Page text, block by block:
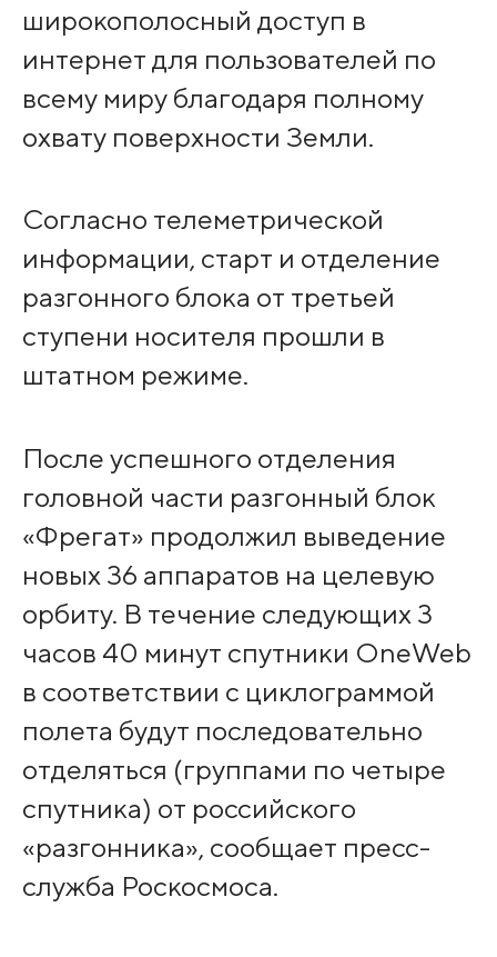
широкополосный доступ в
интернет для пользователей по
всему миру благодаря полному
охвату поверхности Земли.
Согласно телеметрической
информации, старт и отделение
разгонного блока от третьей
ступени носителя прошли в
штатном режиме.
После успешного отделения
головной части разгонный блок
«Фрегат» продолжил выведение
новых 36 аппаратов на целевую
орбиту. В течение следующих 3
часов 40 минут спутники OneWeb
в соответствии с циклограммой
полета будут последовательно
отделяться (группами по четыре
спутника) от российского
«разгонника», сообщает пресс-
служба Роскосмоса.